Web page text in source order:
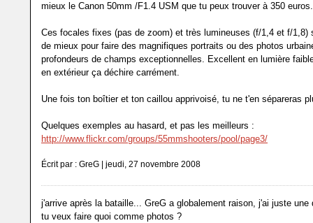
mieux le Canon 50mm /F1.4 USM que tu peux trouver à 350 euros.
Ces focales fixes (pas de zoom) et très lumineuses (f/1,4 et f/1,8)
de mieux pour faire des magnifiques portraits ou des photos
profondeurs de champs exceptionnelles. Excellent en lumière
en extérieur ça déchire carrément.
Une fois ton boîtier et ton caillou apprivoisé, tu ne t'en sépareras
Quelques exemples au hasard, et pas les meilleurs :
http://www.flickr.com/groups/55mmshooters/pool/page3/
Écrit par : GreG | jeudi, 27 novembre 2008
j'arrive après la bataille... GreG a globalement raison, j'ai juste une
tu veux faire quoi comme photos ?